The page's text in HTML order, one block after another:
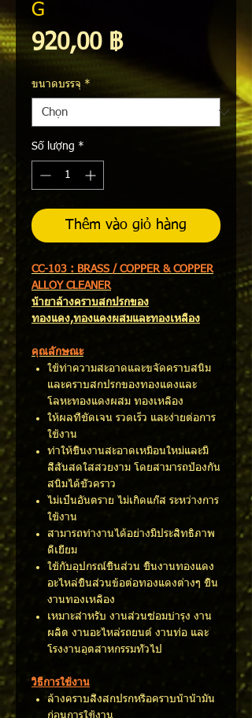
G
920,00 ฿Giá
ขนาดบรรจุ *
Số lượng *
Thêm vào giỏ hàng
CC-103 : BRASS / COPPER & COPPER
ALLOY CLEANER
น้ำยาล้างคราบสกปรกของ
ทองแดง,ทองแดงผสมและทองเหลือง
คุณลักษณะ​
ใช้ทำความสะอาดและขจัดคราบสนิม
และคราบสกปรกของทองแดงและ
โลหะทองแดงผสม ทองเหลือง
ให้ผลที่ชัดเจน รวดเร็ว และง่ายต่อการ
ใช้งาน
ทำให้ชิ้นงานสะอาดเหมือนใหม่และมี
สีสันสดใสสวยงาม โดยสามารถป้องกัน
สนิมได้ชั่วคราว
ไม่เป็นอันตราย ไม่เกิดแก๊ส ระหว่างการ
ใช้งาน
สามารถทำงานได้อย่างมีประสิทธิภาพ
ดีเยี่ยม
ใช้กับอุปกรณ์ชิ้นส่วน ชิ้นงานทองแดง
อะไหล่ชิ้นส่วนข้อต่อทองแดงต่างๆ ชิ้น
งานทองเหลือง
เหมาะสำหรับ งานส่วนซ่อมบำรุง งาน
ผลิต งานอะไหล่รถยนต์ งานท่อ และ
โรงงานอุตสาหกรรมทั่วไป
วิธีการใช้งาน
ล้างคราบสิ่งสกปรกหรือคราบน้ำน้ำมัน
ก่อนการใช้งาน